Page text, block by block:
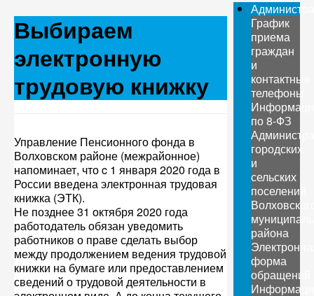
Выбираем
электронную
трудовую книжку
Управление Пенсионного фонда в
Волховском районе (межрайонное)
напоминает, что c 1 января 2020 года в
России введена электронная трудовая
книжка (ЭТК).
Не позднее 31 октября 2020 года
работодатель обязан уведомить
работников о праве сделать выбор
между продолжением ведения трудовой
книжки на бумаге или предоставлением
сведений о трудовой деятельности в
График
приема
граждан
и
контактные
телефоны
по 8-ФЗ
городских
и
сельских
поселений
района
форма
обращений